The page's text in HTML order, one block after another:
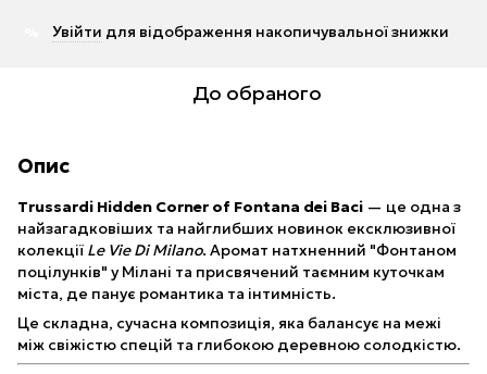
Увійти для відображення накопичувальної знижки
До обраного
Опис
Trussardi Hidden Corner of Fontana dei Baci — це одна з
найзагадковіших та найглибших новинок ексклюзивної
колекції Le Vie Di Milano. Аромат натхненний "Фонтаном
поцілунків" у Мілані та присвячений таємним куточкам
міста, де панує романтика та інтимність.
Це складна, сучасна композиція, яка балансує на межі
між свіжістю спецій та глибокою деревною солодкістю.